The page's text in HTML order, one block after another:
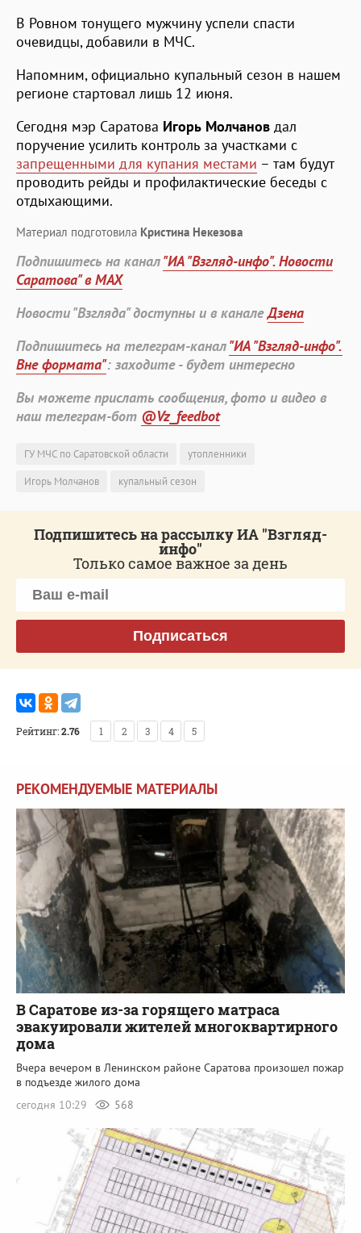
В Ровном тонущего мужчину успели спасти
очевидцы, добавили в МЧС.
Напомним, официально купальный сезон в нашем
регионе стартовал лишь 12 июня.
Сегодня мэр Саратова Игорь Молчанов дал
поручение усилить контроль за участками с
запрещенными для купания местами – там будут
проводить рейды и профилактические беседы с
отдыхающими.
Материал подготовила Кристина Некезова
Подпишитесь на канал"ИА "Взгляд-инфо". Новости
Саратова" в MAX
Новости "Взгляда" доступны и в каналеДзена
Подпишитесь на телеграм-канал"ИА "Взгляд-инфо".
Вне формата": заходите - будет интересно
Вы можете прислать сообщения, фото и видео в
наш телеграм-бот @Vz_feedbot
ГУ МЧС по Саратовской области
утопленники
Игорь Молчанов
купальный сезон
Подпишитесь на рассылку ИА "Взгляд-
инфо"
Только самое важное за день
Подписаться
Рейтинг:2.76 1 2 3 4 5
РЕКОМЕНДУЕМЫЕ МАТЕРИАЛЫ
В Саратове из-за горящего матраса
эвакуировали жителей многоквартирного
дома
Вчера вечером в Ленинском районе Саратова произошел пожар
в подъезде жилого дома
сегодня 10:29
568